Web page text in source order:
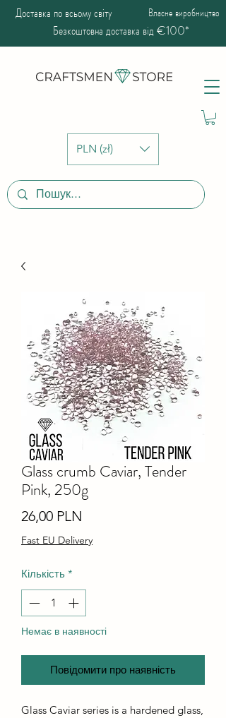
PLN (zł)
Доставка по всьому світу Власне виробництво
Безкоштовна доставка від €100*
Glass crumb Caviar, Tender
Pink, 250g
26,00 PLN
Fast EU Delivery
Кількість *
Немає в наявності
Повідомити про наявність
Glass Caviar series is a hardened glass,